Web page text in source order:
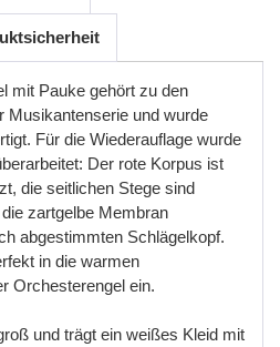
mit Pauke gehört zu den
Musikantenserie und wurde
Für die Wiederauflage wurde
Der rote Korpus ist
die seitlichen Stege sind
zartgelbe Membran
abgestimmten Schlägelkopf.
in die warmen
Orchesterengel ein.
und trägt ein weißes Kleid mit